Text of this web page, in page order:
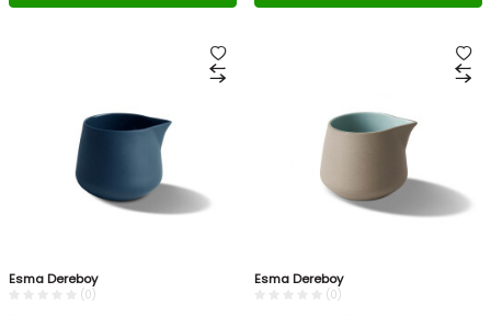
Esma Dereboy
(0)
Esma Dereboy
(0)